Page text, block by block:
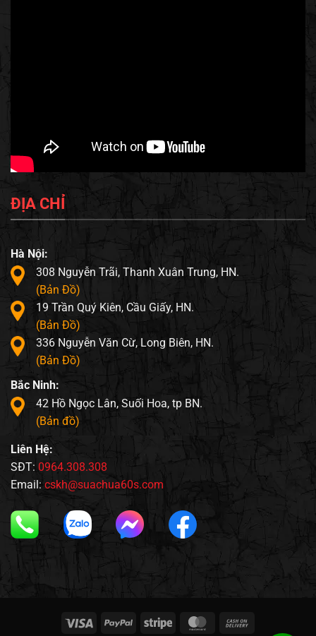
ĐỊA CHỈ
Hà Nội:
308 Nguyễn Trãi, Thanh Xuân Trung, HN.
(Bản Đồ)
19 Trần Quý Kiên, Cầu Giấy, HN.
(Bản Đồ)
336 Nguyễn Văn Cừ, Long Biên, HN.
(Bản Đồ)
Bắc Ninh:
42 Hồ Ngọc Lân, Suối Hoa, tp BN.
(Bản đồ)
Liên Hệ:
SĐT: 0964.308.308
Email: cskh@suachua60s.com
Visa PayPal Stripe MasterCard